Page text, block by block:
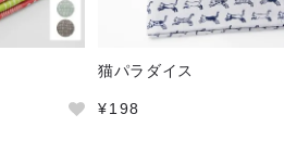
猫パラダイス
¥198